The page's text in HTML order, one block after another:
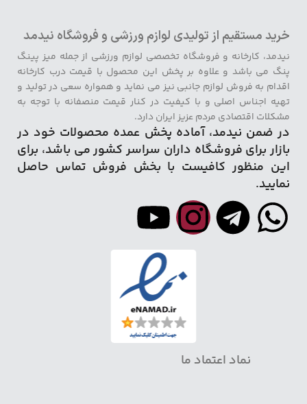
خرید مستقیم از تولیدی لوازم ورزشی و فروشگاه نیدمد
نیدمد، کارخانه و فروشگاه تخصصی لوازم ورزشی از جمله میز پینگ
پنگ می باشد و علاوه بر پخش این محصول با قیمت درب کارخانه
اقدام به فروش لوازم جانبی نیز می نماید و همواره سعی در تولید و
تهیه اجناس اصلی و با کیفیت در کنار قیمت منصفانه با توجه به
مشکلات اقتصادی مردم عزیز ایران دارد.
در ضمن نیدمد، آماده پخش عمده محصولات خود در
بازار برای فروشگاه داران سراسر کشور می باشد، برای
این منظور کافیست با بخش فروش تماس حاصل
نمایید.
نماد اعتماد ما